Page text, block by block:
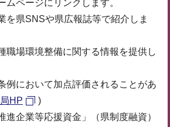
ムページにリンクします。
を県SNSや県広報誌等で紹介しま
職場環境整備に関する情報を提供し
例において加点評価されることがあ
HP
)
進企業等応援資金」（県制度融資）